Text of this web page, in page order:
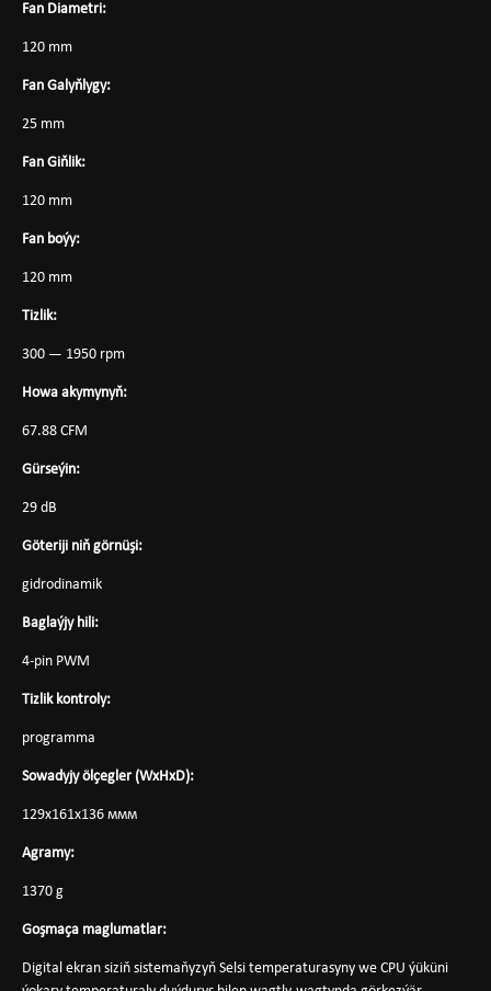
Fan Diametri:
120 mm
Fan Galyňlygy:
25 mm
Fan Giňlik:
120 mm
Fan boýy:
120 mm
Tizlik:
300 — 1950 rpm
Howa akymynyň:
67.88 CFM
Gürseýin:
29 dB
Göteriji niň görnüşi:
gidrodinamik
Baglaýjy hili:
4-pin PWM
Tizlik kontroly:
programma
Sowadyjy ölçegler (WxHxD):
129x161x136 ммм
Agramy:
1370 g
Goşmaça maglumatlar:
Digital ekran siziň sistemaňyzyň Selsi temperaturasyny we CPU ýüküni